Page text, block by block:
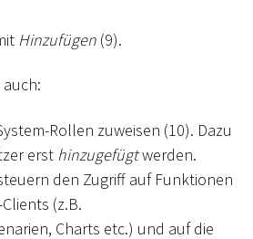
Hinzufügen (9).
Rollen zuweisen (10). Dazu
erst hinzugefügtwerden.
den Zugriff auf Funktionen
(z.B.
Charts etc.) und auf die